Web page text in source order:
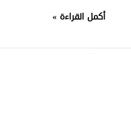
أكمل القراءة »